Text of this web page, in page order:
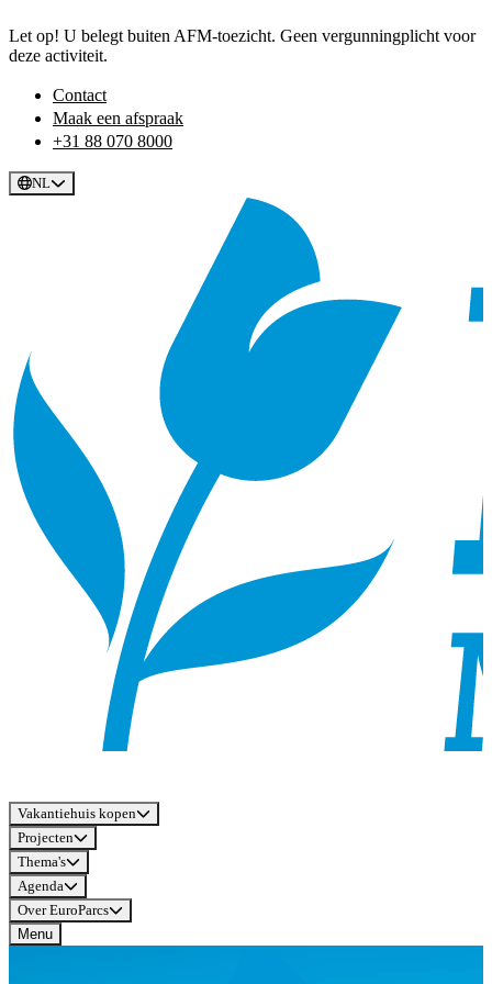
Let op! U belegt buiten AFM-toezicht. Geen vergunningplicht voor
deze activiteit.
Contact
Maak een afspraak
+31 88 070 8000
NL
Vakantiehuis kopen
Projecten
Thema's
Agenda
Over EuroParcs
Menu